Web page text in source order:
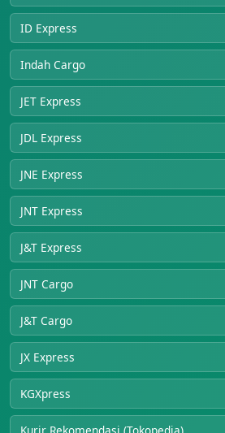
ID Express
Indah Cargo
JET Express
JDL Express
JNE Express
JNT Express
J&T Express
JNT Cargo
J&T Cargo
JX Express
KGXpress
Kurir Rekomendasi (Tokopedia)